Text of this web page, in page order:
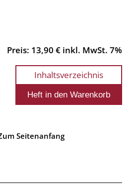
Preis: 13,90 € inkl. MwSt. 7%
Inhaltsverzeichnis
Seitenanfang